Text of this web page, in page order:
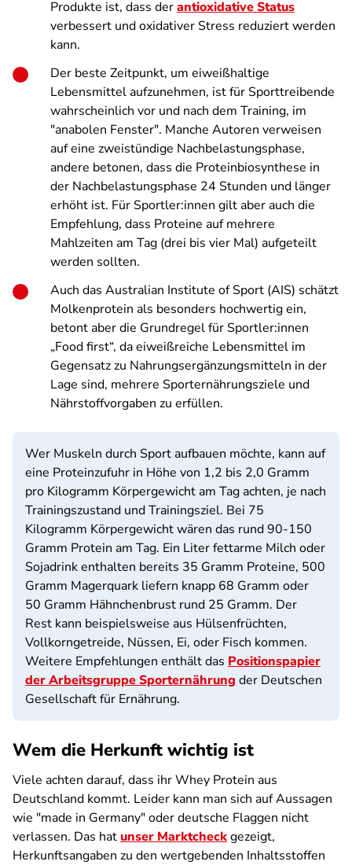
Produkte ist, dass derantioxidative Status
verbessert und oxidativer Stress reduziert werden
kann.
Der beste Zeitpunkt, um eiweißhaltige
Lebensmittel aufzunehmen, ist für Sporttreibende
wahrscheinlich vor und nach dem Training, im
"anabolen Fenster". Manche Autoren verweisen
auf eine zweistündige Nachbelastungsphase,
andere betonen, dass die Proteinbiosynthese in
der Nachbelastungsphase 24 Stunden und länger
erhöht ist. Für Sportler:innen gilt aber auch die
Empfehlung, dass Proteine auf mehrere
Mahlzeiten am Tag (drei bis vier Mal) aufgeteilt
werden sollten.
Auch das Australian Institute of Sport (AIS) schätzt
Molkenprotein als besonders hochwertig ein,
betont aber die Grundregel für Sportler:innen
„Food first“, da eiweißreiche Lebensmittel im
Gegensatz zu Nahrungsergänzungsmitteln in der
Lage sind, mehrere Sporternährungsziele und
Nährstoffvorgaben zu erfüllen.
Wer Muskeln durch Sport aufbauen möchte, kann auf
eine Proteinzufuhr in Höhe von 1,2 bis 2,0 Gramm
pro Kilogramm Körpergewicht am Tag achten, je nach
Trainingszustand und Trainingsziel. Bei 75
Kilogramm Körpergewicht wären das rund 90-150
Gramm Protein am Tag. Ein Liter fettarme Milch oder
Sojadrink enthalten bereits 35 Gramm Proteine, 500
Gramm Magerquark liefern knapp 68 Gramm oder
50 Gramm Hähnchenbrust rund 25 Gramm. Der
Rest kann beispielsweise aus Hülsenfrüchten,
Vollkorngetreide, Nüssen, Ei, oder Fisch kommen.
Weitere Empfehlungen enthält das Positionspapier
der Arbeitsgruppe Sporternährung der Deutschen
Gesellschaft für Ernährung.
Wem die Herkunft wichtig ist
Viele achten darauf, dass ihr Whey Protein aus
Deutschland kommt. Leider kann man sich auf Aussagen
wie "made in Germany" oder deutsche Flaggen nicht
verlassen. Das hatunser Marktcheckgezeigt,
Herkunftsangaben zu den wertgebenden Inhaltsstoffen